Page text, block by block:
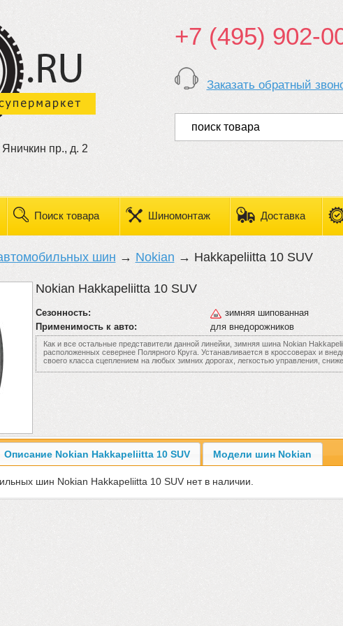
пр., д. 2
+7 (495) 902-
Заказать обратный
Поиск товара Шиномонтаж Доставка
шин → Nokian → Hakkapeliitta 10 SUV
Nokian Hakkapeliitta 10 SUV
Сезонность:
зимняя шипованная
Применимость к авто:
для внедорожников
Как и все остальные представители данной линейки, зимняя шина Nokian
расположенных севернее Полярного Круга. Устанавливается в кроссоверах и
своего класса сцеплением на любых зимних дорогах, легкостью управления,
Описание Nokian Hakkapeliitta 10 SUV Модели шин Nokian
шин Nokian Hakkapeliitta 10 SUV нет в наличии.